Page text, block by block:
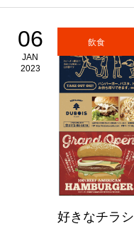
06
JAN
2023
飲食
好きなチラシ